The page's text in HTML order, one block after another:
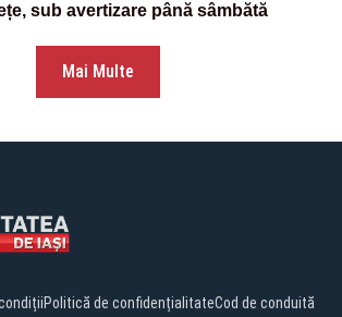
sub avertizare până sâmbătă
Mai Multe
Politică de confidențialitateCod de conduită